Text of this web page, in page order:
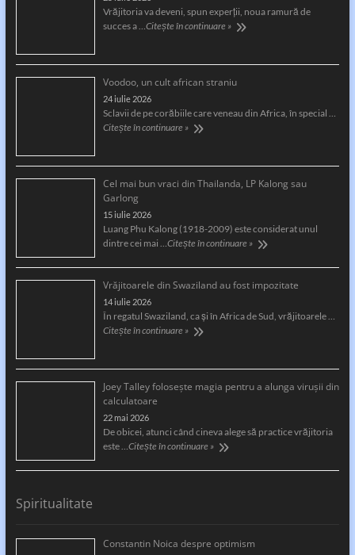
Vrăjitoria va deveni, spun experții, noua ramură de
succes a … Citește în continuare »
Voodoo, un cult african straniu
24 iulie 2026
Sclavii de pe corăbiile care veneau din Africa, în special …
Citește în continuare »
Cel mai bun vraci din Thailanda, LP Kalong sau
Garlong
15 iulie 2026
Luang Phu Kalong (1918-2009) este considerat unul
dintre cei mai … Citește în continuare »
Vrăjitoarele din Swaziland au fost impozitate
14 iulie 2026
În regatul Swaziland, ca și în Africa de Sud, vrăjitoarele …
Citește în continuare »
Joey Talley foloseşte magia pentru a alunga viruşii din
calculatoare
22 mai 2026
De obicei, atunci când cineva alege să practice vrăjitoria
este … Citește în continuare »
Spiritualitate
Constantin Noica despre optimism